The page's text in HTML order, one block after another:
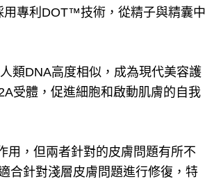
用專利DOT™技術，從精子與精囊中
類DNA高度相似，成為現代美容護
受體，促進細胞和啟動肌膚的自我
用，但兩者針對的皮膚問題有所不
合針對淺層皮膚問題進行修復，特